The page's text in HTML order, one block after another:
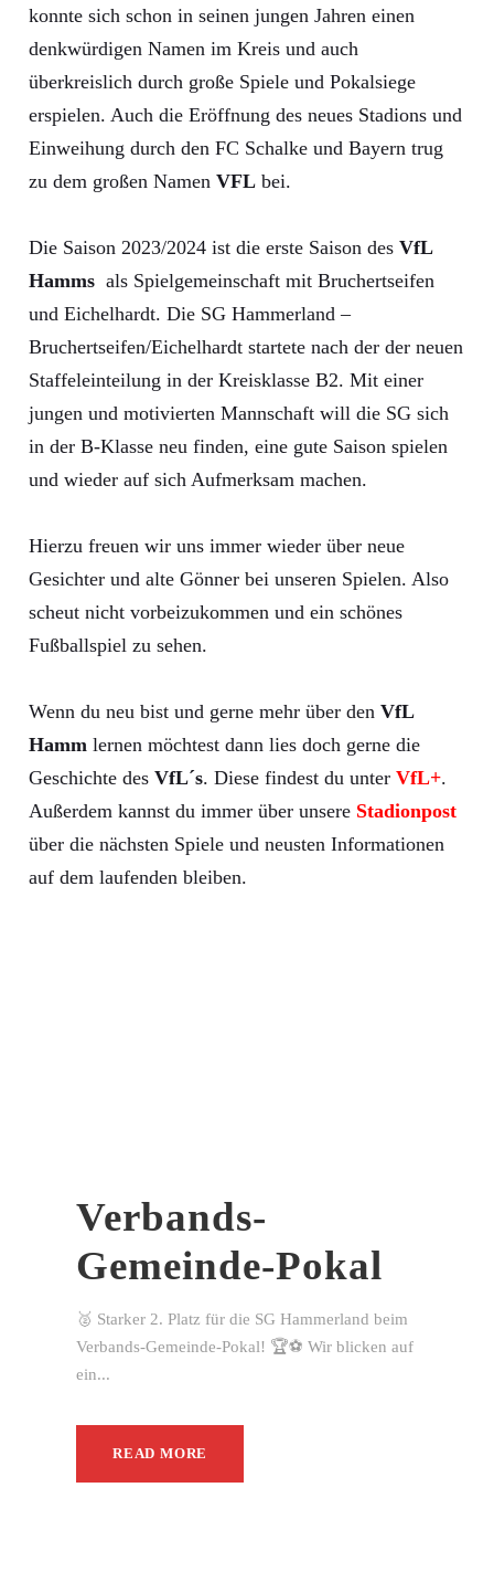
konnte sich schon in seinen jungen Jahren einen
denkwürdigen Namen im Kreis und auch
überkreislich durch große Spiele und Pokalsiege
erspielen. Auch die Eröffnung des neues Stadions und
Einweihung durch den FC Schalke und Bayern trug
zu dem großen Namen VFL bei.
Die Saison 2023/2024 ist die erste Saison des VfL
Hamms als Spielgemeinschaft mit Bruchertseifen
und Eichelhardt. Die SG Hammerland –
Bruchertseifen/Eichelhardt startete nach der der neuen
Staffeleinteilung in der Kreisklasse B2. Mit einer
jungen und motivierten Mannschaft will die SG sich
in der B-Klasse neu finden, eine gute Saison spielen
und wieder auf sich Aufmerksam machen.
Hierzu freuen wir uns immer wieder über neue
Gesichter und alte Gönner bei unseren Spielen. Also
scheut nicht vorbeizukommen und ein schönes
Fußballspiel zu sehen.
Wenn du neu bist und gerne mehr über den VfL
Hamm lernen möchtest dann lies doch gerne die
Geschichte des VfL´s. Diese findest du unter VfL+.
Außerdem kannst du immer über unsere Stadionpost
über die nächsten Spiele und neusten Informationen
auf dem laufenden bleiben.
Verbands-
Gemeinde-Pokal
🥈 Starker 2. Platz für die SG Hammerland beim
Verbands-Gemeinde-Pokal! 🏆⚽ Wir blicken auf
ein...
READ MORE